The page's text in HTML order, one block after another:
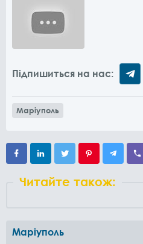
Підпишиться на нас:
Маріуполь
Читайте також:
Маріуполь